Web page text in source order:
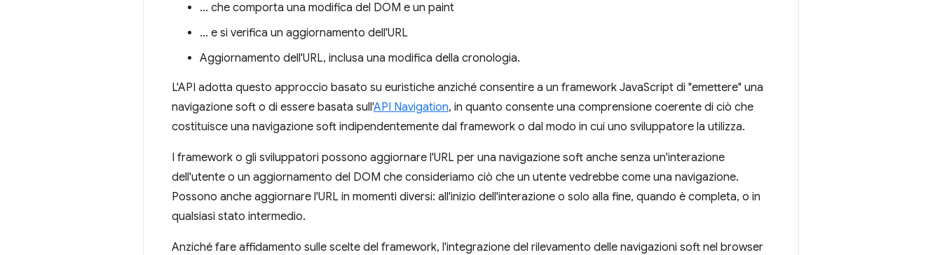
… che comporta una modifica del DOM e un paint
… e si verifica un aggiornamento dell'URL
Aggiornamento dell'URL, inclusa una modifica della cronologia.
L'API adotta questo approccio basato su euristiche anziché consentire a un framework JavaScript di "emettere" una
navigazione soft o di essere basata sull'API Navigation, in quanto consente una comprensione coerente di ciò che
costituisce una navigazione soft indipendentemente dal framework o dal modo in cui uno sviluppatore la utilizza.
I framework o gli sviluppatori possono aggiornare l'URL per una navigazione soft anche senza un'interazione
dell'utente o un aggiornamento del DOM che consideriamo ciò che un utente vedrebbe come una navigazione.
Possono anche aggiornare l'URL in momenti diversi: all'inizio dell'interazione o solo alla fine, quando è completa, o in
qualsiasi stato intermedio.
Anziché fare affidamento sulle scelte del framework, l'integrazione del rilevamento delle navigazioni soft nel browser